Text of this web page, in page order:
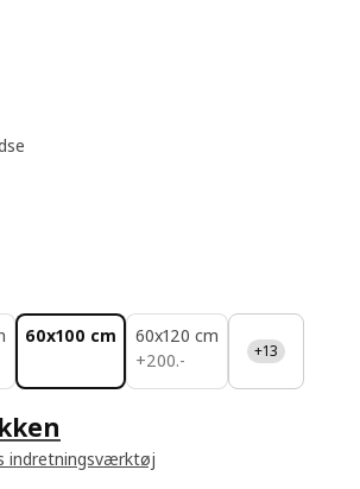
4.5 Ud af 5 Stjerner. Anmeldelser i
60x100 cm
60x120 cm
+200.-
200.- +13
indretningsværktøj